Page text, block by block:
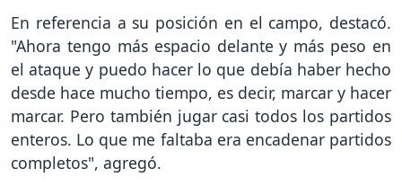
En referencia a su posición en el campo, destacó.
"Ahora tengo más espacio delante y más peso en
el ataque y puedo hacer lo que debía haber hecho
desde hace mucho tiempo, es decir, marcar y hacer
marcar. Pero también jugar casi todos los partidos
enteros. Lo que me faltaba era encadenar partidos
completos", agregó.